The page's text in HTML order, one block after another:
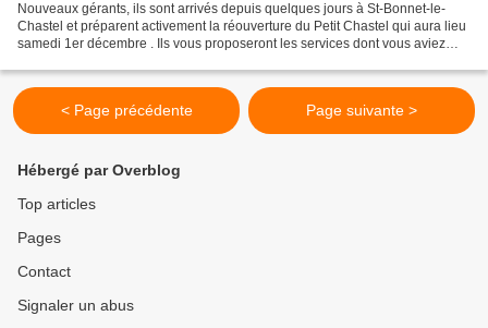
Nouveaux gérants, ils sont arrivés depuis quelques jours à St-Bonnet-le-
Chastel et préparent activement la réouverture du Petit Chastel qui aura lieu
samedi 1er décembre . Ils vous proposeront les services dont vous aviez
< Page précédente Page suivante >
Hébergé par Overblog
Top articles
Pages
Contact
Signaler un abus